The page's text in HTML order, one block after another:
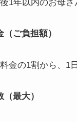
1年以内のお母
ご負担額）
金の1割から、1
最大）